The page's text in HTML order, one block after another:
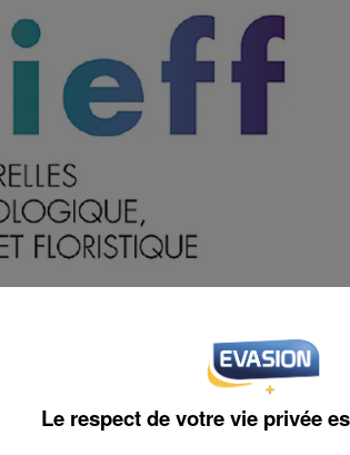
Le respect de votre vie privée